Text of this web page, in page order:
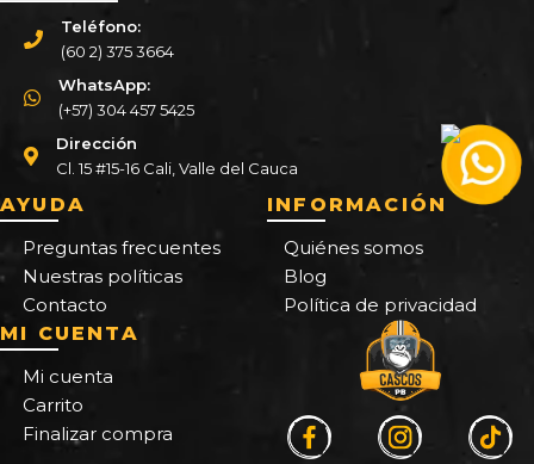
Teléfono:
(60 2) 375 3664
WhatsApp:
(+57) 304 457 5425
Dirección
Cl. 15 #15-16 Cali, Valle del Cauca
AYUDA
Preguntas frecuentes
Nuestras políticas
Contacto
INFORMACIÓN
Quiénes somos
Blog
Política de privacidad
MI CUENTA
Mi cuenta
Carrito
Finalizar compra